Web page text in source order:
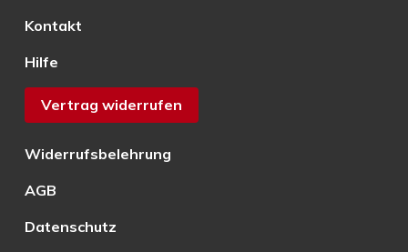
Kontakt
Hilfe
Vertrag widerrufen
Widerrufsbelehrung
AGB
Datenschutz